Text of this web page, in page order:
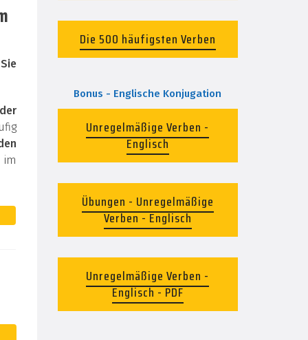
Sie
im
Die 500 häufigsten Verben
Bonus - Englische Konjugation
Unregelmäßige Verben -
Englisch
Übungen - Unregelmäßige
Verben - Englisch
Unregelmäßige Verben -
Englisch - PDF